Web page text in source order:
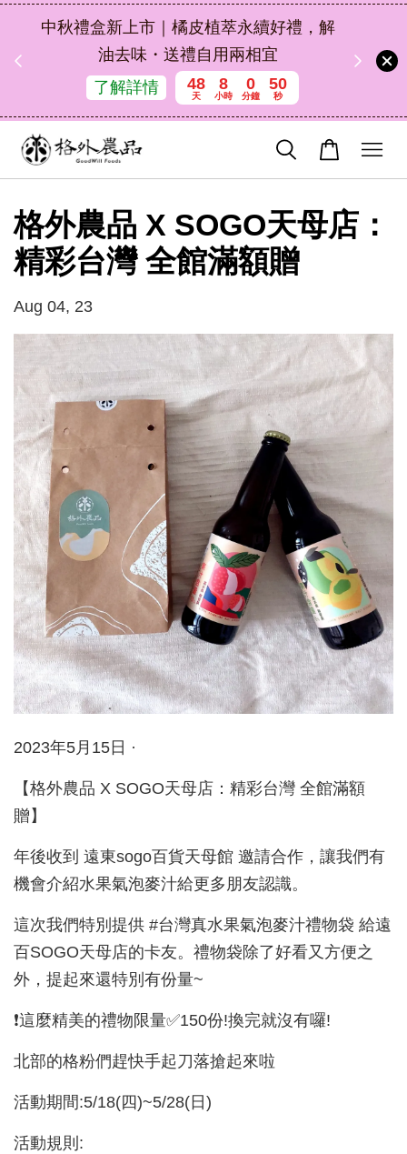
中秋禮盒新上市｜橘皮植萃永續好禮，解
油去味・送禮自用兩相宜
了解詳情
48
天
8
小時
0
分鐘
50
秒
格外農品 X SOGO天母店：
精彩台灣 全館滿額贈
Aug 04, 23
2023年5月15日 ·
【格外農品 X SOGO天母店：精彩台灣 全館滿額
贈】
年後收到 遠東sogo百貨天母館 邀請合作，讓我們有
機會介紹水果氣泡麥汁給更多朋友認識。
這次我們特別提供 #台灣真水果氣泡麥汁禮物袋 給遠
百SOGO天母店的卡友。禮物袋除了好看又方便之
外，提起來還特別有份量~
❗這麼精美的禮物限量✅150份!換完就沒有囉!
北部的格粉們趕快手起刀落搶起來啦
活動期間:5/18(四)~5/28(日)
活動規則: